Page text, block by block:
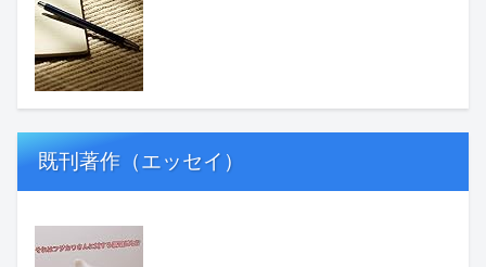
既刊著作（エッセイ）